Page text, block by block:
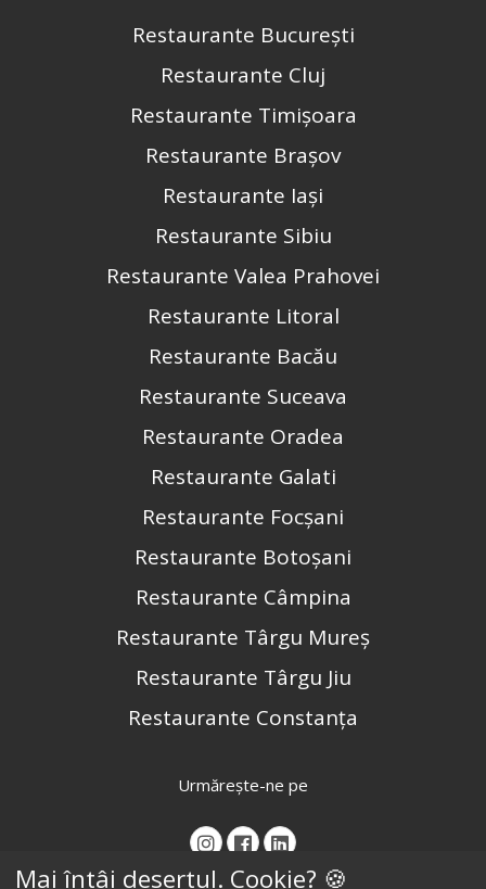
Restaurante București
Restaurante Cluj
Restaurante Timișoara
Restaurante Brașov
Restaurante Iași
Restaurante Sibiu
Restaurante Valea Prahovei
Restaurante Litoral
Restaurante Bacău
Restaurante Suceava
Restaurante Oradea
Restaurante Galati
Restaurante Focșani
Restaurante Botoșani
Restaurante Câmpina
Restaurante Târgu Mureș
Restaurante Târgu Jiu
Restaurante Constanța
Urmărește-ne pe
Mai întâi desertul. Cookie? 🍪